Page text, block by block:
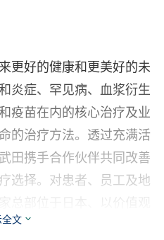
更好的健康和更美好的未
炎症、罕见病、血浆衍生
疫苗在内的核心治疗及业
的治疗方法。透过充满活
田携手合作伙伴共同改善
选择。对患者、员工及地
球生物制药公司。遍布全
文